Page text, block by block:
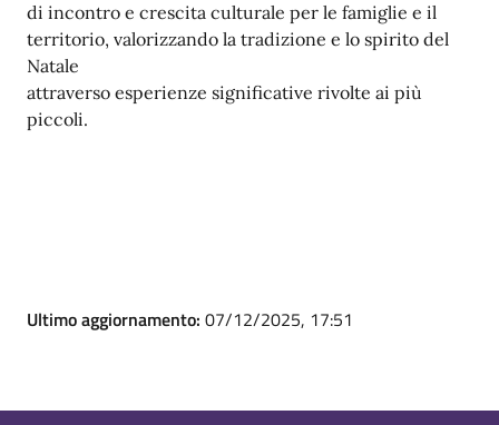
di incontro e crescita culturale per le famiglie e il
territorio, valorizzando la tradizione e lo spirito del
Natale
attraverso esperienze significative rivolte ai più
piccoli.
Ultimo aggiornamento: 07/12/2025, 17:51